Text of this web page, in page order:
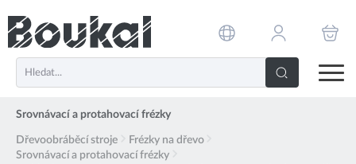
Srovnávací a protahovací frézky
Dřevoobráběcí stroje
Frézky na dřevo
Srovnávací a protahovací frézky